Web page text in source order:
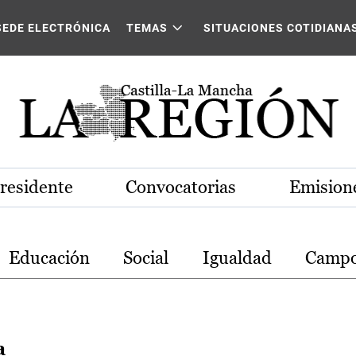
La Mancha
ELECTRÓNICA TEMAS SITUACIONES
Convocatorias
Educación Social Igualdad